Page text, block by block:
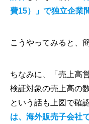
費15）」で独立企業
こうやってみると、
ちなみに、「売上高
検証対象の売上高の
という話も上図で確
は、海外販売子会社